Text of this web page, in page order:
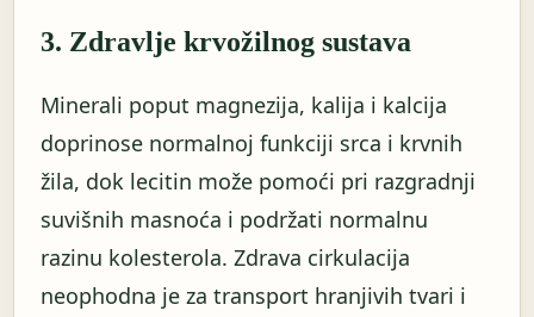
3. Zdravlje krvožilnog sustava
Minerali poput magnezija, kalija i kalcija
doprinose normalnoj funkciji srca i krvnih
žila, dok lecitin može pomoći pri razgradnji
suvišnih masnoća i podržati normalnu
razinu kolesterola. Zdrava cirkulacija
neophodna je za transport hranjivih tvari i